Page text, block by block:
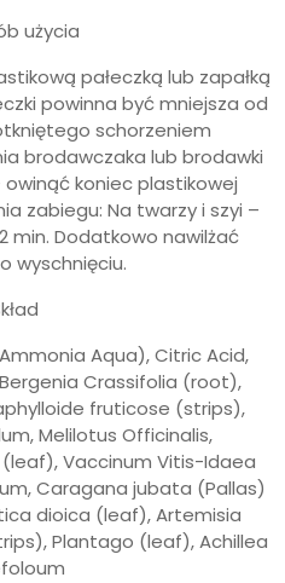
użycia
pałeczką lub zapałką
powinna być mniejsza od
schorzeniem
brodawczaka lub brodawki
koniec plastikowej
zabiegu: Na twarzy i szyi –
min. Dodatkowo nawilżać
wyschnięciu.
Aqua), Citric Acid,
Crassifolia (root),
fruticose (strips),
Melilotus Officinalis,
Vaccinum Vitis-Idaea
Caragana jubata (Pallas)
dioica (leaf), Artemisia
Plantago (leaf), Achillea